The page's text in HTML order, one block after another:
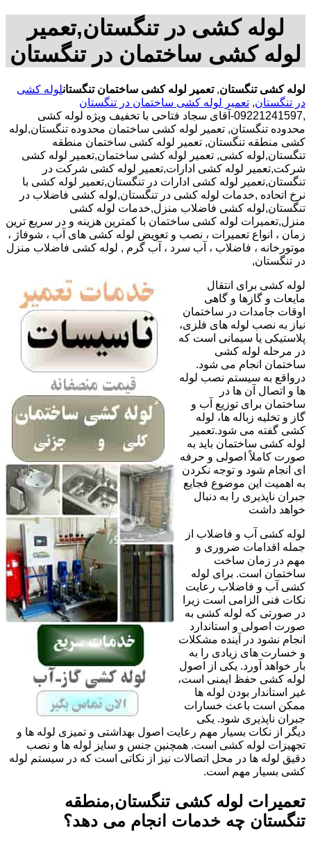
لوله کشی در تنگستان,تعمیر
لوله کشی ساختمان در تنگستان
لوله کشی تنگستان,تعمیر لوله کشی ساختمان تنگستانلوله کشی
در تنگستان, تعمیر لوله کشی ساختمان در تنگستان
,09221241597-آقای سجاد فتاحی با تخفیف ویژه لوله کشی
محدوده تنگستان, تعمیر لوله کشی ساختمان محدوده تنگستان,لوله
کشی منطقه تنگستان, تعمیر لوله کشی ساختمان منطقه
تنگستان,لوله کشی, تعمیر لوله کشی ساختمان,تعمیر لوله کشی
شرکت,تعمیر لوله کشی ادارات,تعمیر لوله کشی شرکت در
تنگستان,تعمیر لوله کشی ادارات در تنگستان,تعمیر لوله کشی با
نرخ اتحاده ,خدمات لوله کشی در تنگستان,لوله کشی فاضلاب در
تنگستان,لوله کشی فاضلاب منزل,خدمات لوله کشی
منزل,تعمیرات لوله کشی ساختمان با کمترین هزینه و در سریع ترین
زمان ، انواع تعمیرات ، نصب و تعویض لوله کشی های آب ، شوفاژ ،
موتورخانه ، فاضلاب ، آب سرد ، آب گرم , لوله کشی فاضلاب منزل
در تنگستان,
لوله کشی برای انتقال
مایعات و گازها و گاهی
اوقات جامدات در ساختمان
نیاز به نصب لوله های فلزی،
پلاستیکی یا سیمانی است که
در مرحله لوله کشی
ساختمان انجام می شود.
درواقع به سیستم نصب لوله
ها و اتصال آن ها در
ساختمان برای توزیع آب و
گاز و تخلیه زباله ها، لوله
کشی گفته می شود.تعمیر
لوله کشی ساختمان باید به
صورت کاملاً اصولی و حرفه
ای انجام شود و توجه نکردن
به اهمیت این موضوع فجایع
جبران ناپذیری را به دنبال
خواهد داشت
لوله کشی آب و فاضلاب از
جمله اقدامات ضروری و
مهم در زمان ساخت
ساختمان است. برای لوله
کشی آب و فاضلاب رعایت
نکات فنی الزامی است زیرا
در صورتی که لوله کشی به
صورت اصولی و استاندارد
انجام نشود در آینده مشکلات
و خسارت های زیادی را به
بار خواهد آورد. یکی از اصول
لوله کشی حفظ ایمنی است،
غیر استاندار بودن لوله ها
ممکن است باعث خسارات
جبران ناپذیری شود. یکی
دیگر از نکات بسیار مهم رعایت اصول بهداشتی و تمیزی لوله ها و
تجهیزات لوله کشی است. همچنین جنس و سایز لوله ها و نصب
دقیق لوله ها در محل اتصالات نیز از نکاتی است که در سیستم لوله
کشی بسیار مهم است.
تعمیرات لوله کشی تنگستان,منطقه
تنگستان چه خدمات انجام می دهد؟